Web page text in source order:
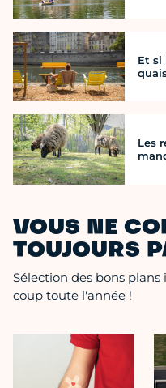
Et si
Les
VOUS NE
TOUJOURS
Sélection des bons
coup toute l'année !